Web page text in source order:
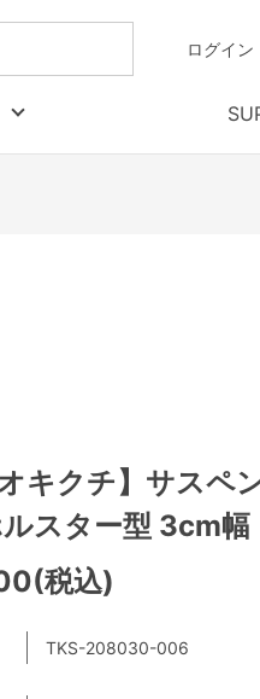
ログイン
オキクチ】サスペ
スター型 3cm幅
税込)
TKS-208030-006